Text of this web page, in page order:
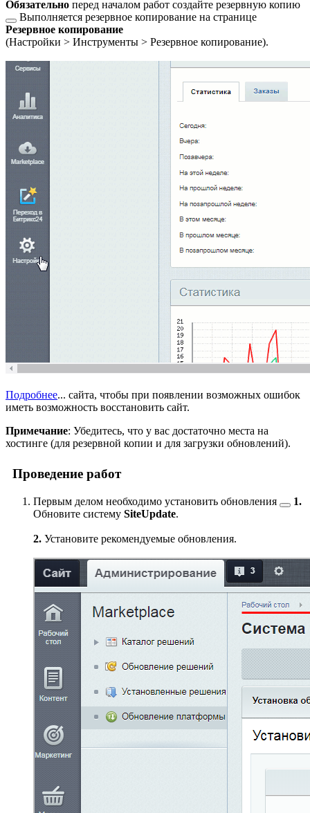
Обязательно перед началом работ создайте резервную копию
Выполняется резервное копирование на странице
Резервное копирование
(Настройки > Инструменты > Резервное копирование).
Подробнее... сайта, чтобы при появлении возможных ошибок
иметь возможность восстановить сайт.
Примечание: Убедитесь, что у вас достаточно места на
хостинге (для резервной копии и для загрузки обновлений).
Проведение работ
Первым делом необходимо установить обновления
1.
Обновите систему SiteUpdate.
2. Установите рекомендуемые обновления.